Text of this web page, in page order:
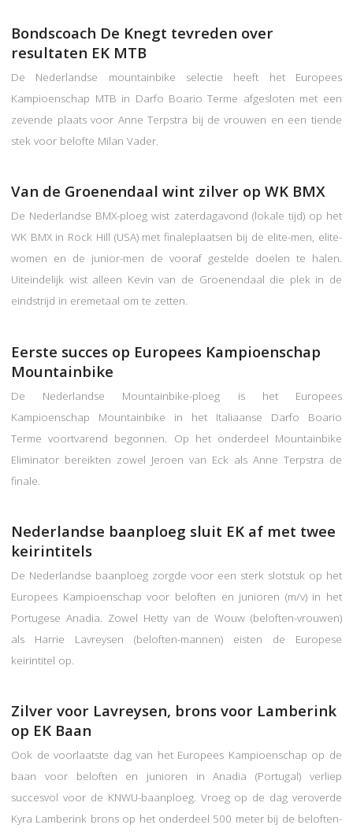
Bondscoach De Knegt tevreden over
resultaten EK MTB
De Nederlandse mountainbike selectie heeft het Europees
Kampioenschap MTB in Darfo Boario Terme afgesloten met een
zevende plaats voor Anne Terpstra bij de vrouwen en een tiende
stek voor belofte Milan Vader.
Van de Groenendaal wint zilver op WK BMX
De Nederlandse BMX-ploeg wist zaterdagavond (lokale tijd) op het
WK BMX in Rock Hill (USA) met finaleplaatsen bij de elite-men, elite-
women en de junior-men de vooraf gestelde doelen te halen.
Uiteindelijk wist alleen Kevin van de Groenendaal die plek in de
eindstrijd in eremetaal om te zetten.
Eerste succes op Europees Kampioenschap
Mountainbike
De Nederlandse Mountainbike-ploeg is het Europees
Kampioenschap Mountainbike in het Italiaanse Darfo Boario
Terme voortvarend begonnen. Op het onderdeel Mountainbike
Eliminator bereikten zowel Jeroen van Eck als Anne Terpstra de
finale.
Nederlandse baanploeg sluit EK af met twee
keirintitels
De Nederlandse baanploeg zorgde voor een sterk slotstuk op het
Europees Kampioenschap voor beloften en junioren (m/v) in het
Portugese Anadia. Zowel Hetty van de Wouw (beloften-vrouwen)
als Harrie Lavreysen (beloften-mannen) eisten de Europese
keirintitel op.
Zilver voor Lavreysen, brons voor Lamberink
op EK Baan
Ook de voorlaatste dag van het Europees Kampioenschap op de
baan voor beloften en junioren in Anadia (Portugal) verliep
succesvol voor de KNWU-baanploeg. Vroeg op de dag veroverde
Kyra Lamberink brons op het onderdeel 500 meter bij de beloften-